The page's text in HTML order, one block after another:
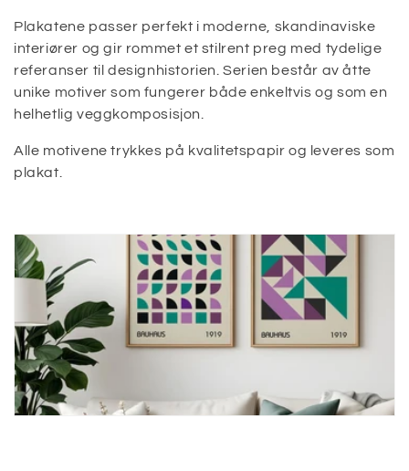
g
:
Plakatene passer perfekt i moderne, skandinaviske
interiører og gir rommet et stilrent preg med tydelige
referanser til designhistorien. Serien består av åtte
unike motiver som fungerer både enkeltvis og som en
helhetlig veggkomposisjon.
Alle motivene trykkes på kvalitetspapir og leveres som
plakat.